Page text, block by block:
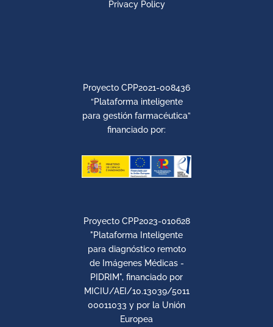
Privacy Policy
Proyecto CPP2021-008436
“Plataforma inteligente
para gestión farmacéutica”
financiado por:
Proyecto CPP2023-010628
"Plataforma Inteligente
para diagnóstico remoto
de Imágenes Médicas -
PIDRIM", financiado por
MICIU/AEI/10.13039/5011
00011033 y por la Unión
Europea